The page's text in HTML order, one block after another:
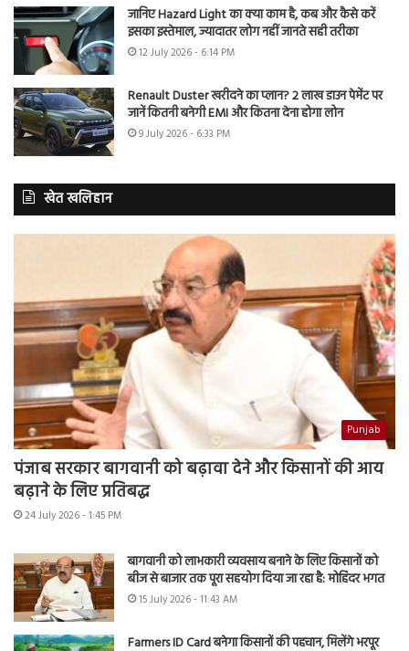
जानिए Hazard Light का क्या काम है, कब और कैसे करें
इसका इस्तेमाल, ज्यादातर लोग नहीं जानते सही तरीका
12 July 2026 - 6:14 PM
Renault Duster खरीदने का प्लान? 2 लाख डाउन पेमेंट पर
जानें कितनी बनेगी EMI और कितना देना होगा लोन
9 July 2026 - 6:33 PM
खेत खलिहान
Punjab
पंजाब सरकार बागवानी को बढ़ावा देने और किसानों की आय
बढ़ाने के लिए प्रतिबद्ध
24 July 2026 - 1:45 PM
बागवानी को लाभकारी व्यवसाय बनाने के लिए किसानों को
बीज से बाजार तक पूरा सहयोग दिया जा रहा है: मोहिंदर भगत
15 July 2026 - 11:43 AM
Farmers ID Card बनेगा किसानों की पहचान, मिलेंगे भरपूर